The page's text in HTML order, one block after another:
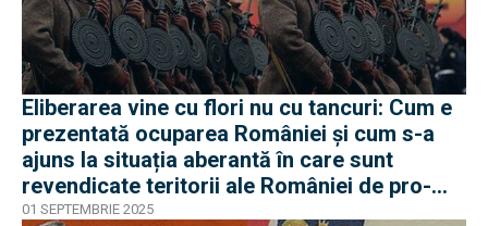
Eliberarea vine cu flori nu cu tancuri: Cum e
prezentată ocuparea României și cum s-a
ajuns la situația aberantă în care sunt
revendicate teritorii ale României de pro-
rușii din Moldova
01 SEPTEMBRIE 2025